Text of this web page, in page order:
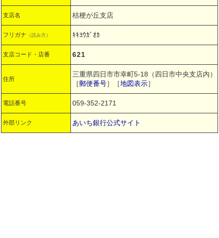
支店名 桔梗が丘支店
フリガナ （読み方） ｷｷﾖｳｶﾞｵｶ
支店コード・店番 621
住所
三重県四日市市幸町5-18（四日市中央支店内）
［郵便番号］［地図表示］
電話番号 059-352-2171
外部リンク あいち銀行公式サイト